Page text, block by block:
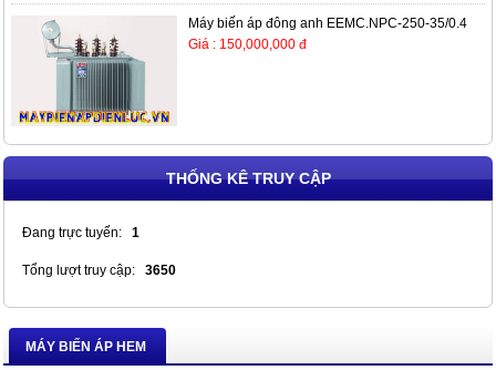
Máy biến áp đông anh EEMC.NPC-250-35/0.4
Giá : 150,000,000 đ
THỐNG KÊ TRUY CẬP
Đang trực tuyến: 1
Tổng lượt truy cập: 3650
MÁY BIẾN ÁP HEM